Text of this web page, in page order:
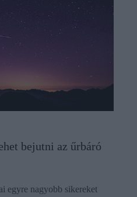
bejutni az űrbáró
egyre nagyobb sikereket